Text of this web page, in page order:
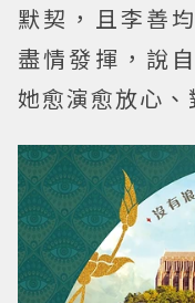
默契，且李善
盡情發揮，說
她愈演愈放心、